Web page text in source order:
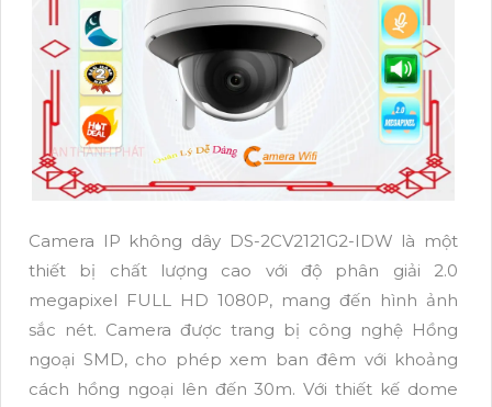
Camera IP không dây DS-2CV2121G2-IDW là một
thiết bị chất lượng cao với độ phân giải 2.0
megapixel FULL HD 1080P, mang đến hình ảnh
sắc nét. Camera được trang bị công nghệ Hồng
ngoại SMD, cho phép xem ban đêm với khoảng
cách hồng ngoại lên đến 30m. Với thiết kế dome